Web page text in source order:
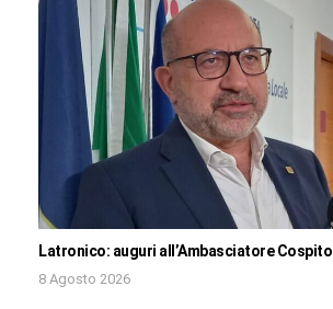
Latronico: auguri all’Ambasciatore Cospito
8 Agosto 2026